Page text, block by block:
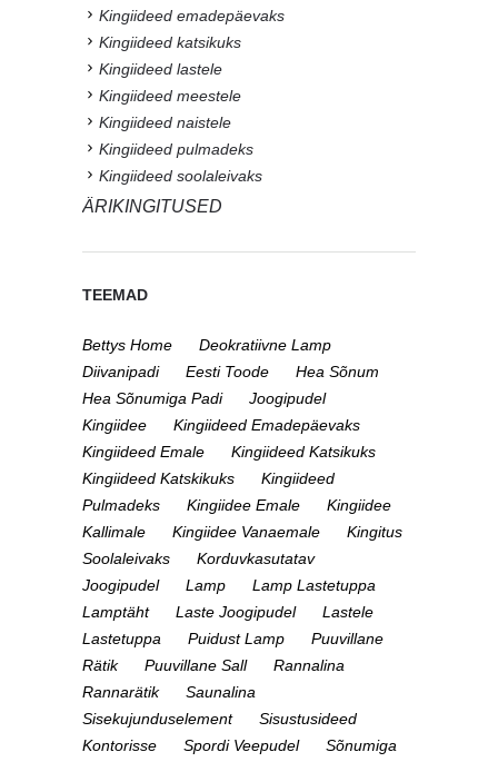
Kingiideed emadepäevaks
Kingiideed katsikuks
Kingiideed lastele
Kingiideed meestele
Kingiideed naistele
Kingiideed pulmadeks
Kingiideed soolaleivaks
ÄRIKINGITUSED
TEEMAD
Bettys Home
Deokratiivne Lamp
Diivanipadi
Eesti Toode
Hea Sõnum
Hea Sõnumiga Padi
Joogipudel
Kingiidee
Kingiideed Emadepäevaks
Kingiideed Emale
Kingiideed Katsikuks
Kingiideed Katskikuks
Kingiideed
Pulmadeks
Kingiidee Emale
Kingiidee
Kallimale
Kingiidee Vanaemale
Kingitus
Soolaleivaks
Korduvkasutatav
Joogipudel
Lamp
Lamp Lastetuppa
Lamptäht
Laste Joogipudel
Lastele
Lastetuppa
Puidust Lamp
Puuvillane
Rätik
Puuvillane Sall
Rannalina
Rannarätik
Saunalina
Sisekujunduselement
Sisustusideed
Kontorisse
Spordi Veepudel
Sõnumiga